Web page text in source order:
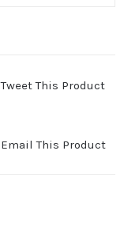
Tweet This Product
Email This Product